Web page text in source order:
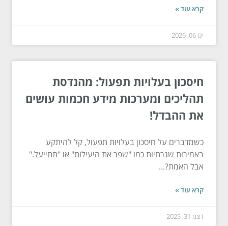
קרא עוד »
ינו 06, 2026
חיסכון בעלויות תפעול: מהנדסת
תהליכים ומערכות מידע חכמות עושים
את ההבדל!
כשמדברים על חיסכון בעלויות תפעול, קל להיתקע
באמירות שגרתיות כמו "שפר את היעילות" או "תתייעל."
אבל האמת?...
קרא עוד »
דצמ 31, 2025